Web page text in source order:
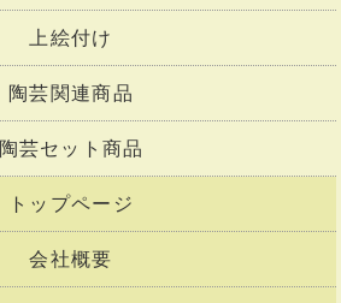
上絵付け
陶芸関連商品
陶芸セット商品
トップページ
会社概要